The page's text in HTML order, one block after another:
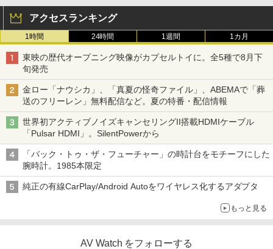
アクセスランキング
1時間 24時間 1週間 1カ月
東映の歴代オープニング映像がカプセルトイに。全5種で8月下
旬発売
金ロー「ナウシカ」、「真夏の怪奇ファイル」、ABEMAで「葬
送のフリーレン」無料配信など。夏の特番・配信情報
世界初アクティブノイズキャンセリングII搭載HDMIケーブル
「Pulsar HDMI」。SilentPowerから
「バック・トゥ・ザ・フューチャー」の時計台をモチーフにした
腕時計。1985本限定
純正の有線CarPlay/Android Autoをワイヤレス化するアダプタ
もっと見る
AV Watch をフォローする